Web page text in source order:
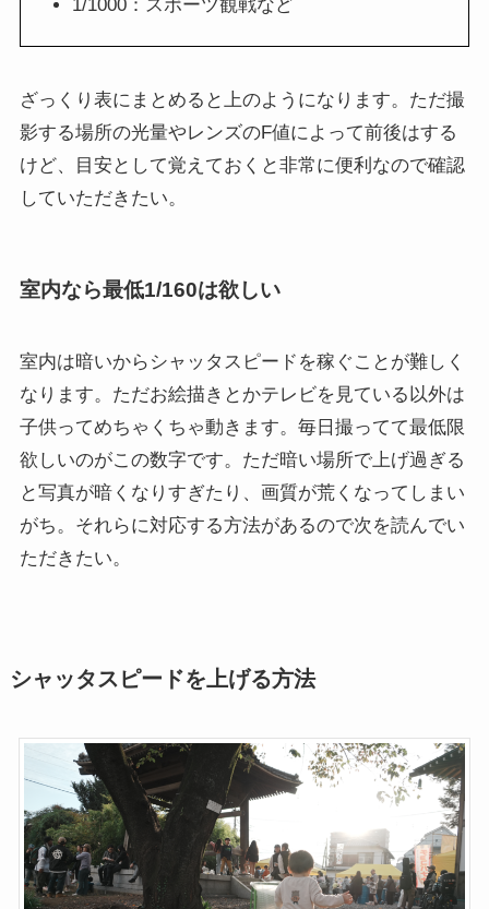
1/1000：スポーツ観戦など
ざっくり表にまとめると上のようになります。ただ撮
影する場所の光量やレンズのF値によって前後はする
けど、目安として覚えておくと非常に便利なので確認
していただきたい。
室内なら最低1/160は欲しい
室内は暗いからシャッタスピードを稼ぐことが難しく
なります。ただお絵描きとかテレビを見ている以外は
子供ってめちゃくちゃ動きます。毎日撮ってて最低限
欲しいのがこの数字です。ただ暗い場所で上げ過ぎる
と写真が暗くなりすぎたり、画質が荒くなってしまい
がち。それらに対応する方法があるので次を読んでい
ただきたい。
シャッタスピードを上げる方法